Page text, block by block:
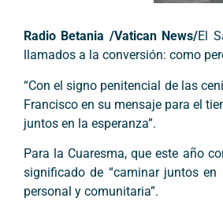
Radio Betania /Vatican News/El
llamados a la conversión: como
“Con el signo penitencial de las
Francisco en su mensaje para el
juntos en la esperanza”.
Para la Cuaresma, que este año
significado de “caminar juntos
personal y comunitaria”.